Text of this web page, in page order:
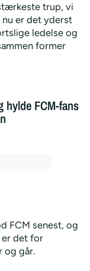
trup, vi
er det yderst
ledelse og
former
hylde FCM-fans
FCM senest, og
det for
og går.